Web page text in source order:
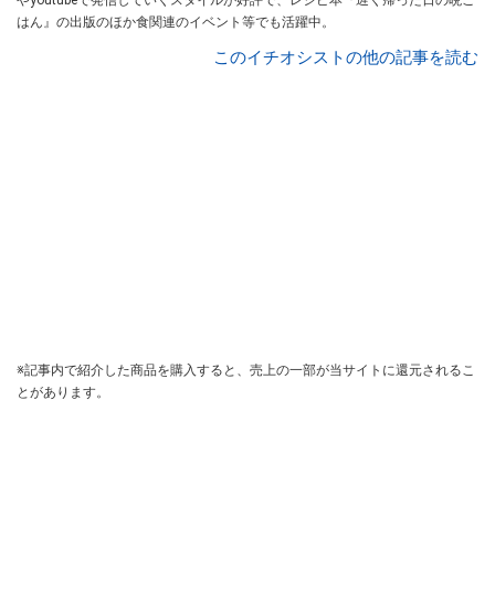
はん』の出版のほか食関連のイベント等でも活躍中。
このイチオシストの他の記事を読む
※記事内で紹介した商品を購入すると、売上の一部が当サイトに還元されるこ
とがあります。